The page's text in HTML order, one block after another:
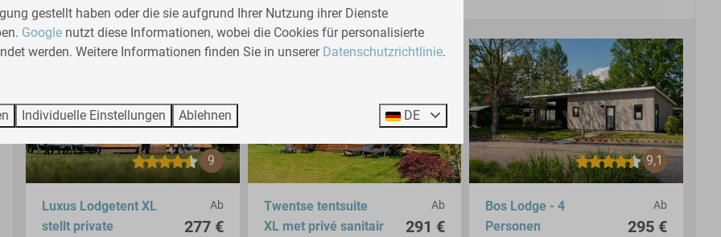
9
Ab
277 €
Luxus Lodgetent XL
stellt private
Ab
291 €
Twentse tentsuite
XL met privé sanitair
9,1
Ab
295 €
Bos Lodge - 4
Personen
gestellt haben oder die sie aufgrund Ihrer Nutzung ihrer Dienste
Google nutzt diese Informationen, wobei die Cookies für personalisierte
werden. Weitere Informationen finden Sie in unserer Datenschutzrichtlinie.
Individuelle Einstellungen Ablehnen DE